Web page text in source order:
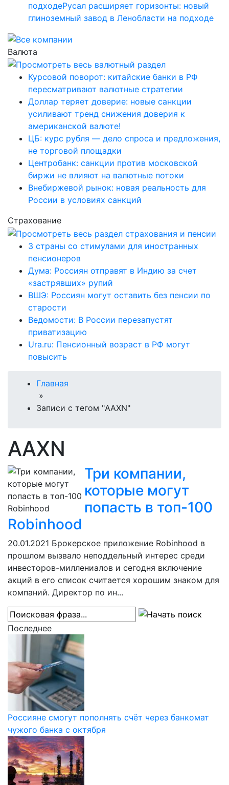
подходеРусал расширяет горизонты: новый
глиноземный завод в Ленобласти на подходе
Валюта
Курсовой поворот: китайские банки в РФ
пересматривают валютные стратегии
Доллар теряет доверие: новые санкции
усиливают тренд снижения доверия к
американской валюте!
ЦБ: курс рубля — дело спроса и предложения,
не торговой площадки
Центробанк: санкции против московской
биржи не влияют на валютные потоки
Внебиржевой рынок: новая реальность для
России в условиях санкций
Страхование
3 страны со стимулами для иностранных
пенсионеров
Дума: Россиян отправят в Индию за счет
«застрявших» рупий
ВШЭ: Россиян могут оставить без пенсии по
старости
Ведомости: В России перезапустят
приватизацию
Ura.ru: Пенсионный возраст в РФ могут
повысить
Главная
»
Записи с тегом "AAXN"
AAXN
Три компании,
которые могут
попасть в топ-100
Robinhood
20.01.2021 Брокерское приложение Robinhood в
прошлом вызвало неподдельный интерес среди
инвесторов-миллениалов и сегодня включение
акций в его список считается хорошим знаком для
компаний. Директор по ин...
Последнее
Россияне смогут пополнять счёт через банкомат
чужого банка с октября